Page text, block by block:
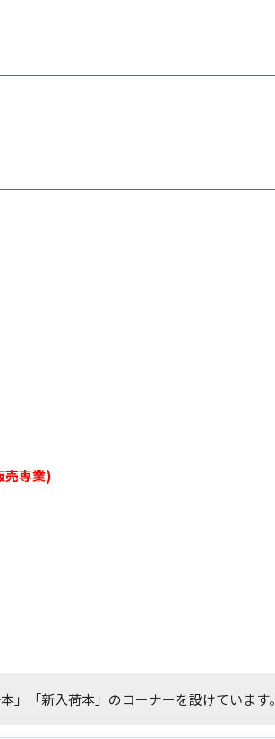
売専業)
「新入荷本」のコーナーを設けています。